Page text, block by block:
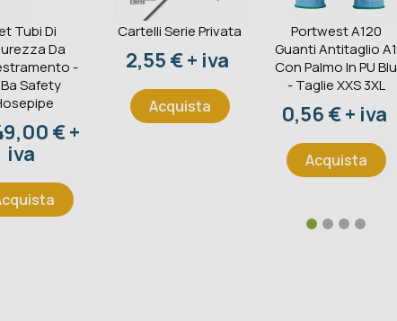
Tubi Di
Da
-
Safety
€ +
iva
Cartelli Serie Privata
Prezzo
2,55 € + iva
Acquista
Portwest A120
Guanti Antitaglio A1
Con Palmo In PU Blu
- Taglie XXS 3XL
Prezzo
0,56 € + iva
Acquista